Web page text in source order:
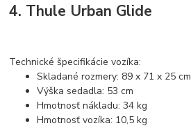
4. Thule Urban Glide
Technické špecifikácie vozíka:
Skladané rozmery: 89 x 71 x 25 cm
Výška sedadla: 53 cm
Hmotnosť nákladu: 34 kg
Hmotnosť vozíka: 10,5 kg